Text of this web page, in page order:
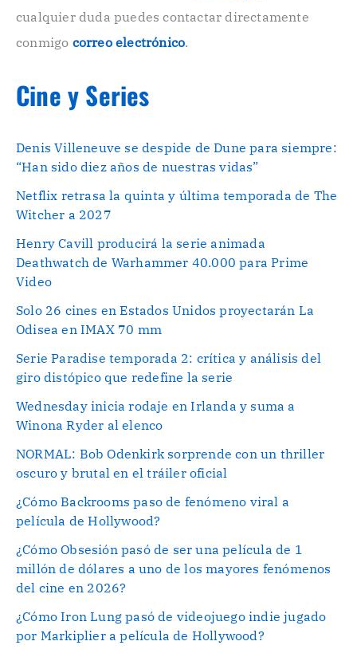
.cualquier duda puedes contactar directamente
conmigo correo electrónico.
Cine y Series
Denis Villeneuve se despide de Dune para siempre:
“Han sido diez años de nuestras vidas”
Netflix retrasa la quinta y última temporada de The
Witcher a 2027
Henry Cavill producirá la serie animada
Deathwatch de Warhammer 40.000 para Prime
Video
Solo 26 cines en Estados Unidos proyectarán La
Odisea en IMAX 70 mm
Serie Paradise temporada 2: crítica y análisis del
giro distópico que redefine la serie
Wednesday inicia rodaje en Irlanda y suma a
Winona Ryder al elenco
NORMAL: Bob Odenkirk sorprende con un thriller
oscuro y brutal en el tráiler oficial
¿Cómo Backrooms paso de fenómeno viral a
película de Hollywood?
¿Cómo Obsesión pasó de ser una película de 1
millón de dólares a uno de los mayores fenómenos
del cine en 2026?
¿Cómo Iron Lung pasó de videojuego indie jugado
por Markiplier a película de Hollywood?